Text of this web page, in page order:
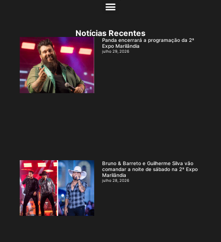
Notícias Recentes
Panda encerrará a programação da 2ª
Expo Marilândia
julho 29, 2026
Bruno & Barreto e Guilherme Silva vão
comandar a noite de sábado na 2ª Expo
Marilândia
julho 28, 2026